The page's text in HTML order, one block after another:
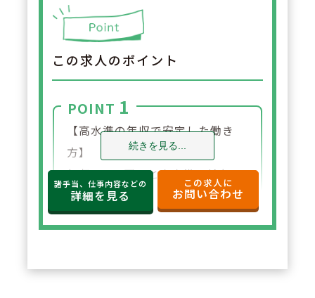
この求人のポイント
POINT 1
【高水準の年収で安定した働き
方】
年収650万円～と高水準の給与設
定。年俸制で収入の見通しも立て
やすく、選択した都道府県内で安
続きを見る...
諸手当、仕事内容などの
詳細を見る
この求人に
お問い合わせ